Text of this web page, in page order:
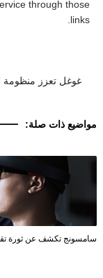
through those
links.
غوغل تعزز منظومة
مواضيع ذات صلة:
سامسونج تكشف عن ثورة